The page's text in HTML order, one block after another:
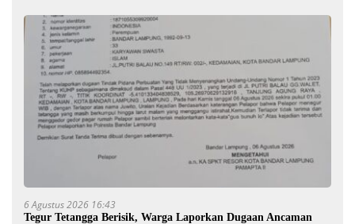
6 Agustus 2026 16:43
Tegur Tetangga Berisik, Warga Laporkan Dugaan Ancaman